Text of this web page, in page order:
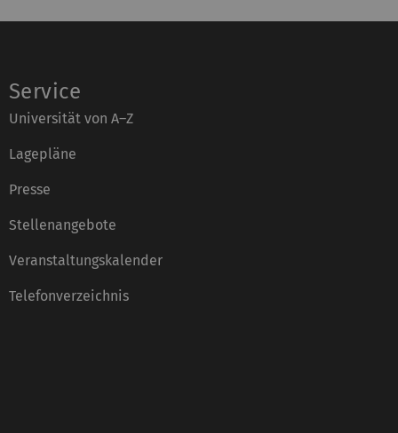
Service
Universität von A–Z
Lagepläne
Presse
Stellenangebote
Veranstaltungskalender
Telefonverzeichnis